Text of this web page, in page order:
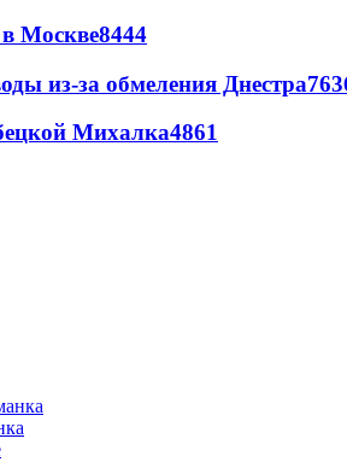
в Москве8444
из-за обмеления Днестра
Михалка4861